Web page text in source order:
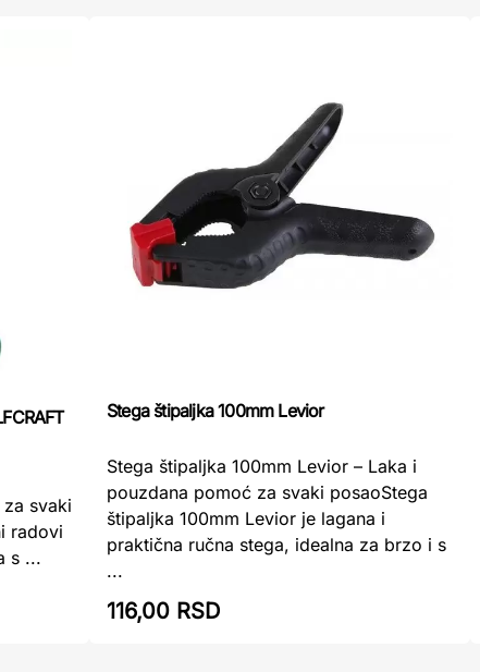
za svaki
radovi
s ...
Stega štipaljka 100mm Levior
Stega štipaljka 100mm Levior – Laka i
pouzdana pomoć za svaki posaoStega
štipaljka 100mm Levior je lagana i
praktična ručna stega, idealna za brzo i s
...
116,00 RSD